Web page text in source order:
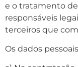
e o tratamento
responsáveis
terceiros que
Os dados